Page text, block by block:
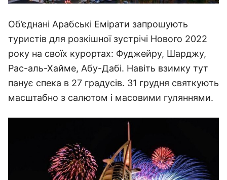
Об’єднані Арабські Емірати запрошують
туристів для розкішної зустрічі Нового 2022
року на своїх курортах: Фуджейру, Шарджу,
Рас-аль-Хайме, Абу-Дабі. Навіть взимку тут
панує спека в 27 градусів. 31 грудня святкують
масштабно з салютом і масовими гуляннями.